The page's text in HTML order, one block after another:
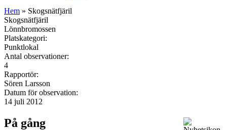
Hem » Skogsnätfjäril
Skogsnätfjäril
Lönnbromossen
Platskategori:
Punktlokal
Antal observationer:
4
Rapportör:
Sören Larsson
Datum för observation:
14 juli 2012
På gång